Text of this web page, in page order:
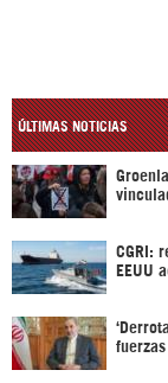
ÚLTIMAS NOTICIAS
CGRI:
EEUU
fuerzas